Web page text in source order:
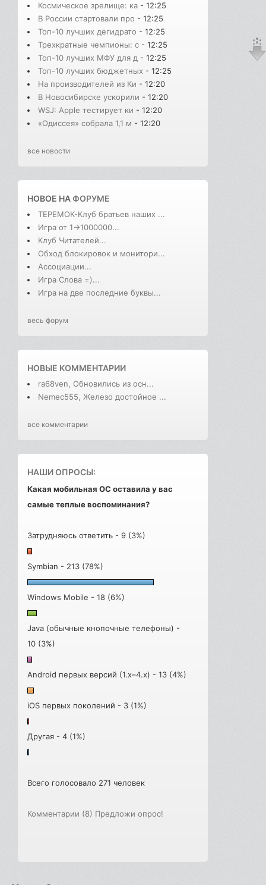
Космическое зрелище: ка - 12:25
В России стартовали про - 12:25
Топ-10 лучших дегидрато - 12:25
Трехкратные чемпионы: с - 12:25
Топ-10 лучших МФУ для д - 12:25
Топ-10 лучших бюджетных - 12:25
На производителей из Ки - 12:20
В Новосибирске ускорили - 12:20
WSJ: Apple тестирует ки - 12:20
«Одиссея» собрала 1,1 м - 12:20
все новости
НОВОЕ НАФОРУМЕ
ТЕРЕМОК-Клуб братьев наших ...
Игра от 1->1000000...
Клуб Читателей...
Обход блокировок и монитори...
Ассоциации...
Игра Слова =)...
Игра на две последние буквы...
весь форум
НОВЫЕ КОММЕНТАРИИ
ra68ven, Обновились из осн...
Nemec555, Железо достойное ...
все комментарии
НАШИ ОПРОСЫ:
Какая мобильная ОС оставила у вас
самые теплые воспоминания?
Затрудняюсь ответить - 9 (3%)
Symbian - 213 (78%)
Windows Mobile - 18 (6%)
Java (обычные кнопочные телефоны) -
10 (3%)
Android первых версий (1.x–4.x) - 13 (4%)
iOS первых поколений - 3 (1%)
Другая - 4 (1%)
Всего голосовало 271 человек
Комментарии (8) Предложи опрос!